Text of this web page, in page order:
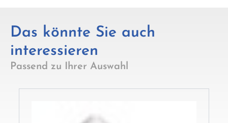
Das könnte Sie auch
interessieren